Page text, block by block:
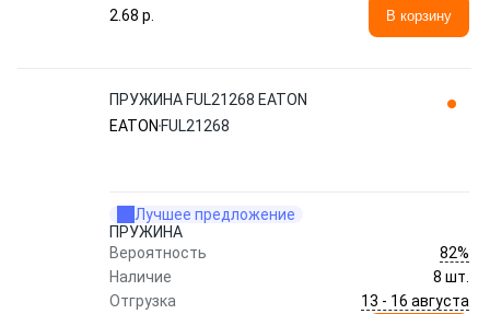
2.68 p.
В корзину
ПРУЖИНА FUL21268 EATON
EATON FUL21268
Лучшее предложение
ПРУЖИНА
Вероятность
82%
Наличие
8 шт.
Отгрузка
13 - 16 августа